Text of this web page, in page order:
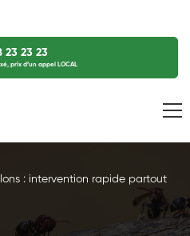
23 23 23
prix d’un appel LOCAL
: intervention rapide partout